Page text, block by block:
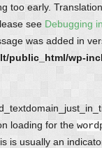
too early.
see Debugging
was added in
public_html/wp-
loading for the
is usually an